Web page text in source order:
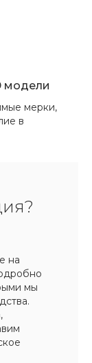
модели
мерки,
в
на
мы